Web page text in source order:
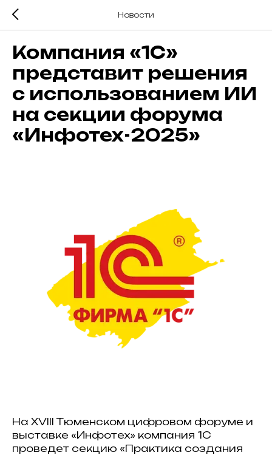
Новости
Компания «1С»
представит решения
с использованием ИИ
на секции форума
«Инфотех-2025»
На XVIII Тюменском цифровом форуме и
выставке «Инфотех» компания 1С
проведет секцию «Практика создания